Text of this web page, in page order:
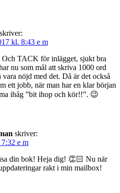
skriver:
kl. 8:43 e m
Och TACK för inlägget, sjukt bra
nu som mål att skriva 1000 ord
vara nöjd med det. Då är det också
ett jobb, när man har en klar början
ihåg ”bit ihop och kör!!”. 😉
skriver:
e m
din bok! Heja dig! 👏🏻 Nu när
rakt i min mailbox!